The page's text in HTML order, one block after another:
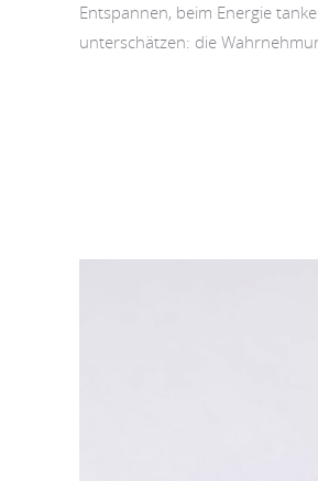
Entspannen, beim Energie
unterschätzen: die